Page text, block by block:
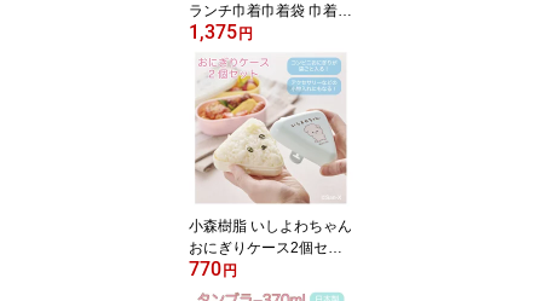
ランチ巾着巾着袋 巾着
持ち運び お弁当箱 お弁
当 おべんとうばこ おべ
んとう ランチ サンエッ
クス san-x キャラクター
かわいい オシャレ レデ
ィース 女性 日本製
1,375円
小森樹脂 いしよわちゃん
おにぎりケース2個セッ
トおにぎり おむすび ケ
ース 持ち運び ランチ 弁
770円